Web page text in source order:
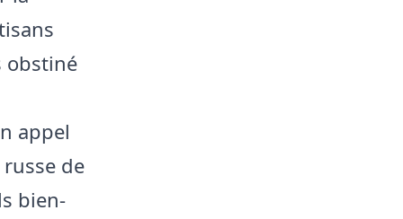
obstiné
appel
de
bien-